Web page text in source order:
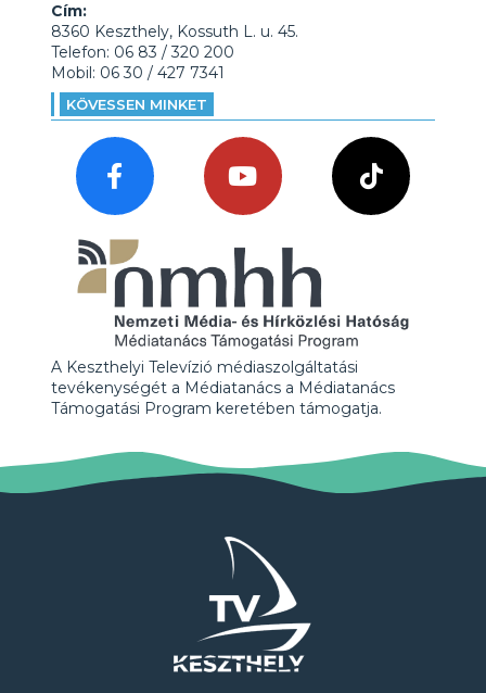
Cím:
8360 Keszthely, Kossuth L. u. 45.
Telefon: 06 83 / 320 200
Mobil: 06 30 / 427 7341
KÖVESSEN MINKET
A Keszthelyi Televízió médiaszolgáltatási
tevékenységét a Médiatanács a Médiatanács
Támogatási Program keretében támogatja.